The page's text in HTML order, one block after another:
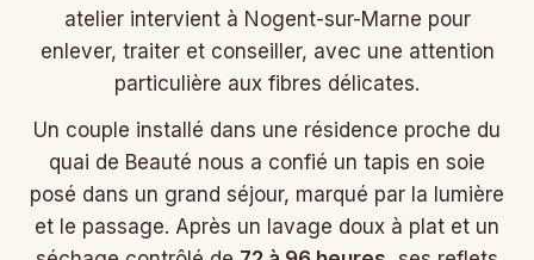
atelier intervient à Nogent-sur-Marne pour
enlever, traiter et conseiller, avec une attention
particulière aux fibres délicates.
Un couple installé dans une résidence proche du
quai de Beauté nous a confié un tapis en soie
posé dans un grand séjour, marqué par la lumière
et le passage. Après un lavage doux à plat et un